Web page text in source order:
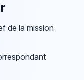
de la mission